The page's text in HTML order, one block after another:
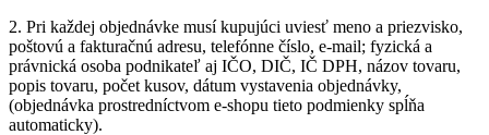
2. Pri každej objednávke musí kupujúci uviesť meno a priezvisko,
poštovú a fakturačnú adresu, telefónne číslo, e-mail; fyzická a
právnická osoba podnikateľ aj IČO, DIČ, IČ DPH, názov tovaru,
popis tovaru, počet kusov, dátum vystavenia objednávky,
(objednávka prostredníctvom e-shopu tieto podmienky spĺňa
automaticky).